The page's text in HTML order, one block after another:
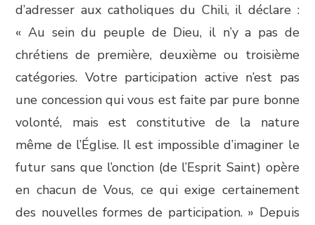
d’adresser aux catholiques du Chili, il déclare :
« Au sein du peuple de Dieu, il n’y a pas de
chrétiens de première, deuxième ou troisième
catégories. Votre participation active n’est pas
une concession qui vous est faite par pure bonne
volonté, mais est constitutive de la nature
même de l’Église. Il est impossible d’imaginer le
futur sans que l’onction (de l’Esprit Saint) opère
en chacun de Vous, ce qui exige certainement
des nouvelles formes de participation. » Depuis